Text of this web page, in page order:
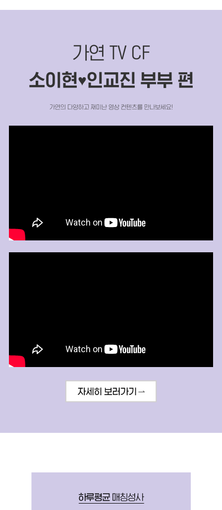
가연 TV CF
소이현♥인교진 부부 편
가연의 다양하고 재미난 영상 컨텐츠를 만나보세요!